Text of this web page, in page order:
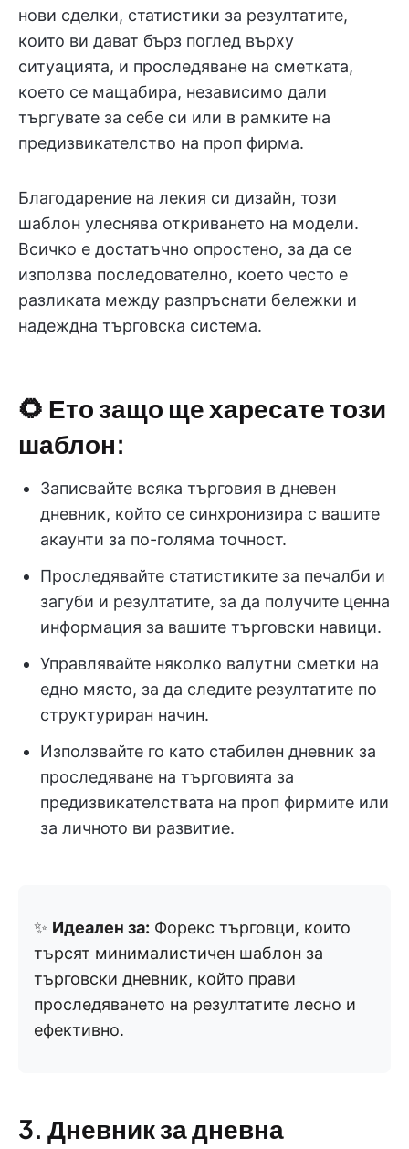
нови сделки, статистики за резултатите,
които ви дават бърз поглед върху
ситуацията, и проследяване на сметката,
което се мащабира, независимо дали
търгувате за себе си или в рамките на
предизвикателство на проп фирма.
Благодарение на лекия си дизайн, този
шаблон улеснява откриването на модели.
Всичко е достатъчно опростено, за да се
използва последователно, което често е
разликата между разпръснати бележки и
надеждна търговска система.
🌻 Ето защо ще харесате този
шаблон:
Записвайте всяка търговия в дневен
дневник, който се синхронизира с вашите
акаунти за по-голяма точност.
Проследявайте статистиките за печалби и
загуби и резултатите, за да получите ценна
информация за вашите търговски навици.
Управлявайте няколко валутни сметки на
едно място, за да следите резултатите по
структуриран начин.
Използвайте го като стабилен дневник за
проследяване на търговията за
предизвикателствата на проп фирмите или
за личното ви развитие.
✨ Идеален за: Форекс търговци, които
търсят минималистичен шаблон за
търговски дневник, който прави
проследяването на резултатите лесно и
ефективно.
3. Дневник за дневна